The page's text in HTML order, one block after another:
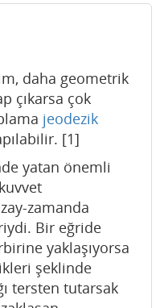
daha geometrik
çıkarsa çok
jeodezik
[1]
yatan önemli
zamanda
Bir eğride
yaklaşıyorsa
şeklinde
tersten tutarsak